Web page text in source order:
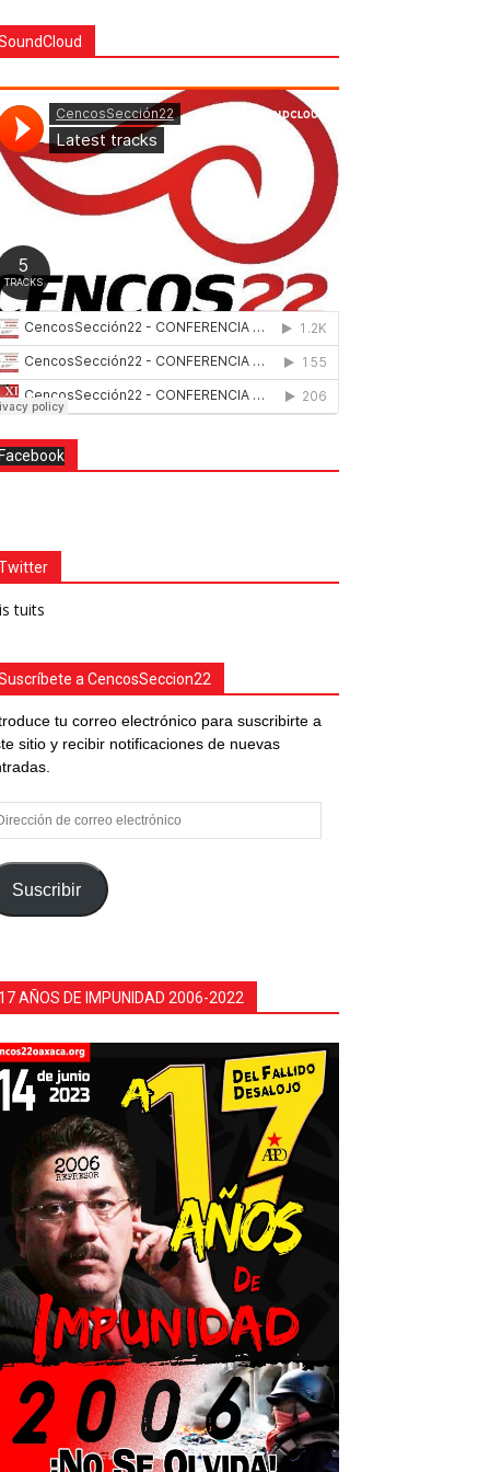
Facebook
tuits
a CencosSeccion22
tu correo electrónico para suscribirte a
sitio y recibir notificaciones de nuevas
Suscribir
17 AÑOS DE IMPUNIDAD 2006-2022